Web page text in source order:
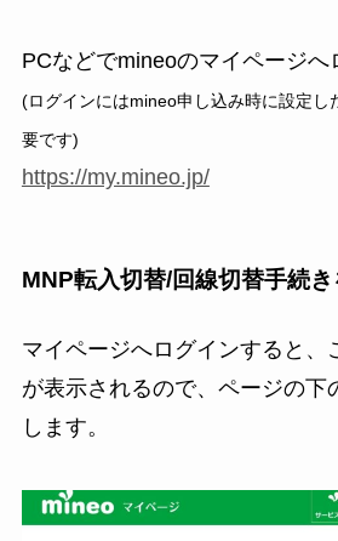
PCなどでmineoのマイページへ
(ログインにはmineo申し込み時に設定し
要です)
https://my.mineo.jp/
MNP転入切替/回線切替手続
マイページへログインすると、
が表示されるので、ページの下
します。